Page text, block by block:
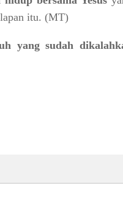
itu. (MT)
yang sudah